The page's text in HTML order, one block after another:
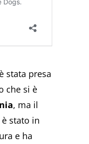
stata presa
che si è
, ma il
stato in
e ha